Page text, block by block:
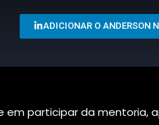
ADICIONAR O ANDERSON
em participar da mentoria,